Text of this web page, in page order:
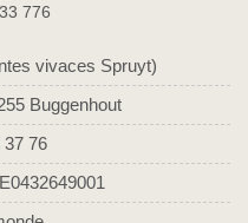
776
vivaces Spruyt)
Buggenhout
37 76